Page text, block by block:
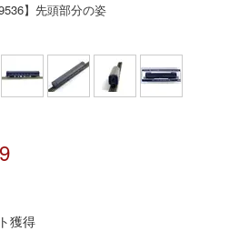
ル）
9536】先頭部分の姿
獲得